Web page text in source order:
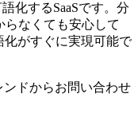
化するSaaSです。分
なくても安心して
がすぐに実現可能で
ドからお問い合わせ